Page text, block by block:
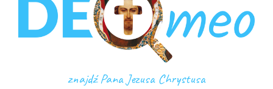
znajdź Pana Jezusa Chrystusa